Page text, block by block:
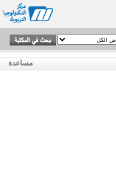
مساعدة